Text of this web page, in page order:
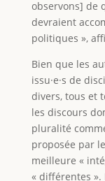
observons] de
devraient
politiques »,
Bien que les
issu·e·s de
divers, tous et
les discours
pluralité
proposée par
meilleure «
« différentes